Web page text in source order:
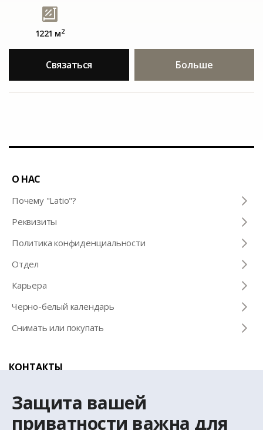
Защита вашей
приватности важна для
1221 м2
Связаться Больше
О НАС
Почему "Latio"?
Pеквизиты
Политика конфиденциальности
Отдел
Карьера
Черно-белый календарь
Снимать или покупать
КОНТАКТЫ
+371 67 032 300